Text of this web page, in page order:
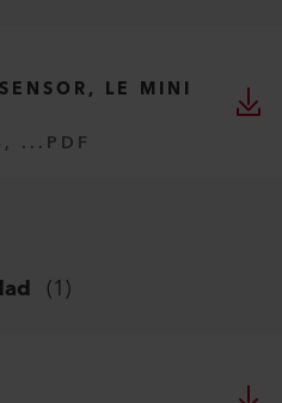
LE MINI
... PDF
(1)